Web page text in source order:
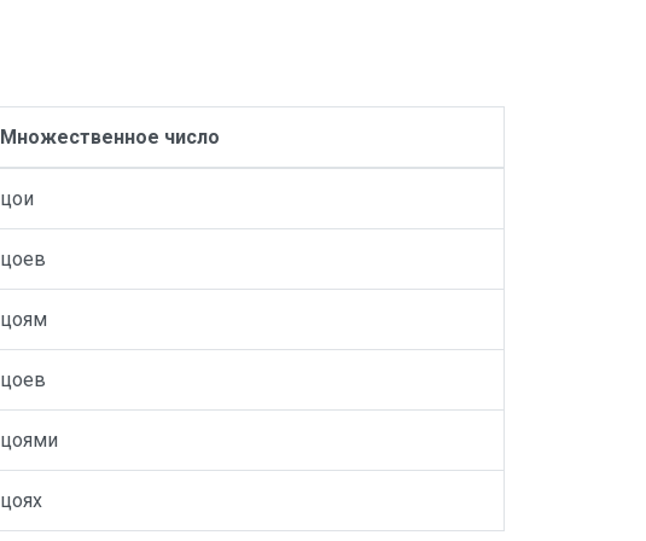
Множественное число
цои
цоев
цоям
цоев
цоями
цоях